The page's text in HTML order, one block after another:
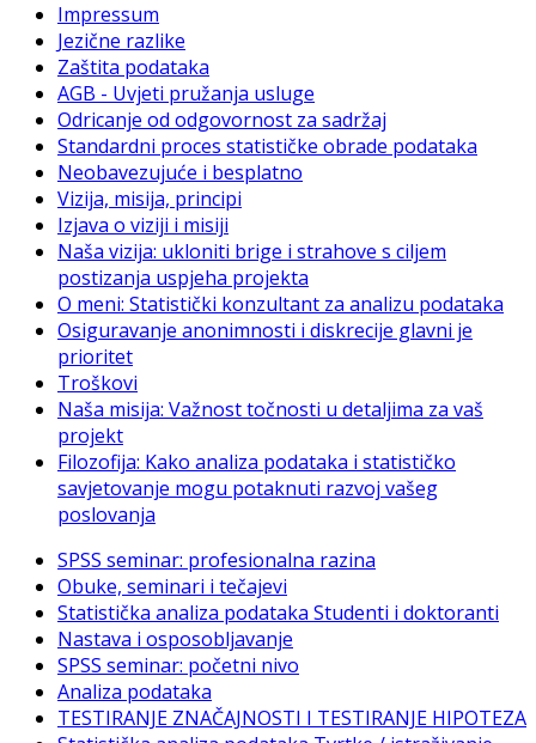
Impressum
Jezične razlike
Zaštita podataka
AGB - Uvjeti pružanja usluge
Odricanje od odgovornost za sadržaj
Standardni proces statističke obrade podataka
Neobavezujuće i besplatno
Vizija, misija, principi
Izjava o viziji i misiji
Naša vizija: ukloniti brige i strahove s ciljem
postizanja uspjeha projekta
O meni: Statistički konzultant za analizu podataka
Osiguravanje anonimnosti i diskrecije glavni je
prioritet
Troškovi
Naša misija: Važnost točnosti u detaljima za vaš
projekt
Filozofija: Kako analiza podataka i statističko
savjetovanje mogu potaknuti razvoj vašeg
poslovanja
SPSS seminar: profesionalna razina
Obuke, seminari i tečajevi
Statistička analiza podataka Studenti i doktoranti
Nastava i osposobljavanje
SPSS seminar: početni nivo
Analiza podataka
TESTIRANJE ZNAČAJNOSTI I TESTIRANJE HIPOTEZA